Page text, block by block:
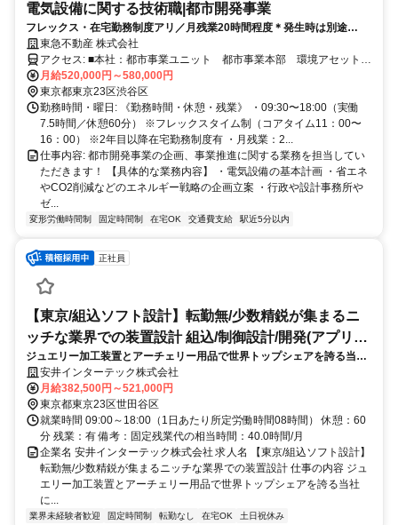
電気設備に関する技術職|都市開発事業
フレックス・在宅勤務制度アリ／月残業20時間程度＊発生時は別途
100％支給！
東急不動産 株式会社
アクセス: ■本社：都市事業ユニット 都市事業本部 環境アセット推
進部 ■渋谷駅より徒歩5分
月給520,000円～580,000円
東京都東京23区渋谷区
勤務時間・曜日: 《勤務時間・休憩・残業》 ・09:30〜18:00（実働
7.5時間／休憩60分） ※フレックスタイム制（コアタイム11：00〜
16：00） ※2年目以降在宅勤務制度有 ・月残業：2...
仕事内容: 都市開発事業の企画、事業推進に関する業務を担当してい
ただきます！ 【具体的な業務内容】 ・電気設備の基本計画 ・省エネ
やCO2削減などのエネルギー戦略の企画立案 ・行政や設計事務所や
ゼ...
変形労働時間制 固定時間制 在宅OK 交通費支給 駅近5分以内
正社員
【東京/組込ソフト設計】転勤無/少数精鋭が集まるニ
ッチな業界での装置設計 組込/制御設計/開発(アプリケ
ーション)
ジュエリー加工装置とアーチェリー用品で世界トップシェアを誇る当社
にて、国内外のジュエリーメーカー向けの鋳造機の制御設計をお任せし
ます。企画から携わり、上流工程から担当したい方を募集しておりま
す。
安井インターテック株式会社
月給382,500円～521,000円
東京都東京23区世田谷区
就業時間 09:00～18:00（1日あたり所定労働時間08時間） 休憩：60
分 残業：有 備考：固定残業代の相当時間：40.0時間/月
企業名 安井インターテック株式会社 求人名 【東京/組込ソフト設計】
転勤無/少数精鋭が集まるニッチな業界での装置設計 仕事の内容 ジュ
エリー加工装置とアーチェリー用品で世界トップシェアを誇る当社
に...
業界未経験者歓迎 固定時間制 転勤なし 在宅OK 土日祝休み